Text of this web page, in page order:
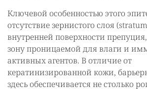
Ключевой особенностью этого
отсутствие зернистого слоя
внутренней поверхности
зону проницаемой для влаги и
активных агентов. В отличие от
кератинизированной кожи,
здесь обеспечивается не столько